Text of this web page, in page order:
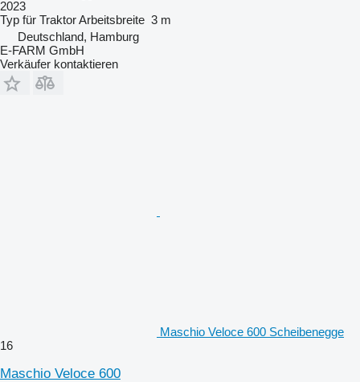
2023
Typ für TraktorArbeitsbreite 3 m
Deutschland, Hamburg
E-FARM GmbH
Verkäufer kontaktieren
Maschio Veloce 600 Scheibenegge
16
Maschio Veloce 600